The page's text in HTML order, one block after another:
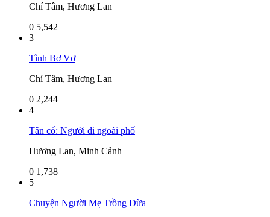
Chí Tâm, Hương Lan
0 5,542
3
Tình Bơ Vơ
Chí Tâm, Hương Lan
0 2,244
4
Tân cổ: Người đi ngoài phố
Hương Lan, Minh Cảnh
0 1,738
5
Chuyện Người Mẹ Trồng Dừa